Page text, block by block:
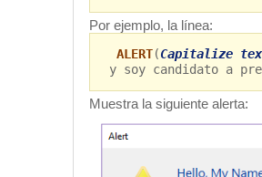
Por ejemplo, la línea:
ALERT(Capitalize
y soy candidato a
Muestra la siguiente alerta: